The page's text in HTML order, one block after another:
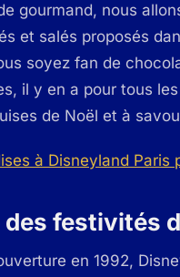
gourmand, nous
et salés proposés
soyez fan de
il y en a pour tous
de Noël et à
festivités
en 1992,